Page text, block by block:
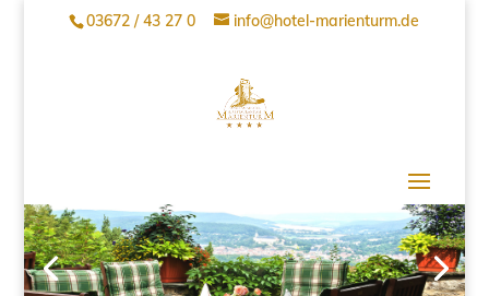
03672 / 43 27 0 info@hotel-marienturm.de